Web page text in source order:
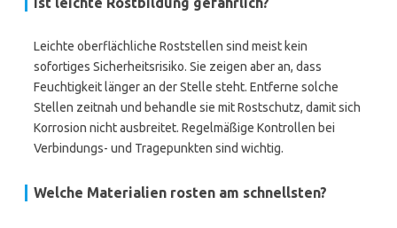
Leichte oberflächliche Roststellen sind meist kein
sofortiges Sicherheitsrisiko. Sie zeigen aber an, dass
Feuchtigkeit länger an der Stelle steht. Entferne solche
Stellen zeitnah und behandle sie mit Rostschutz, damit sich
Korrosion nicht ausbreitet. Regelmäßige Kontrollen bei
Verbindungs- und Tragepunkten sind wichtig.
Welche Materialien rosten am schnellsten?